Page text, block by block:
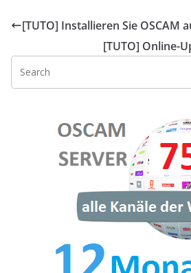
[TUTO] Installieren Sie OSCAM
[TUTO] Online-